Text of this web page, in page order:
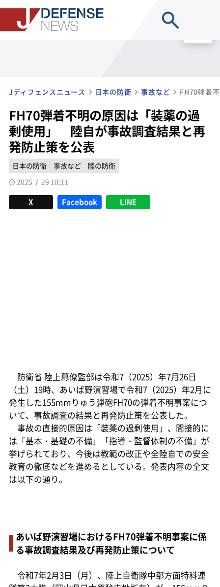
Jディフェンスニュース 日本の防衛 事故など
FH70弾着不明の原因は「装薬の過
剰使用」 陸自が事故調査結果と再
発防止策を公表
日本の防衛 事故など
陸の防衛
2025-7-29 10:11
X Facebook LINE
防衛省 陸上幕僚監部は令和7（2025）年7月26日
（土）19時、あいば野演習場で令和7（2025）年2月に
発生した155mmりゅう弾砲FH70の弾着不明事案につ
いて、事故調査の結果と再発防止策を公表した。
事故の直接的原因は「装薬の過剰使用」、間接的に
は「基本・基礎の不備」「指導・監督体制の不備」が
挙げられており、今後は教範の改正や全陸自での安全
教育の徹底などを進めるとしている。発表内容の全文
は以下の通り。
あいば野演習場におけるFH70弾着不明事案に係
る事故調査結果及び再発防止策について
令和7年2月3日（月）、陸上自衛隊中部方面特科連